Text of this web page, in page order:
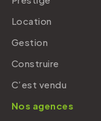
Location
Gestion
Construire
C’est vendu
Nos agences